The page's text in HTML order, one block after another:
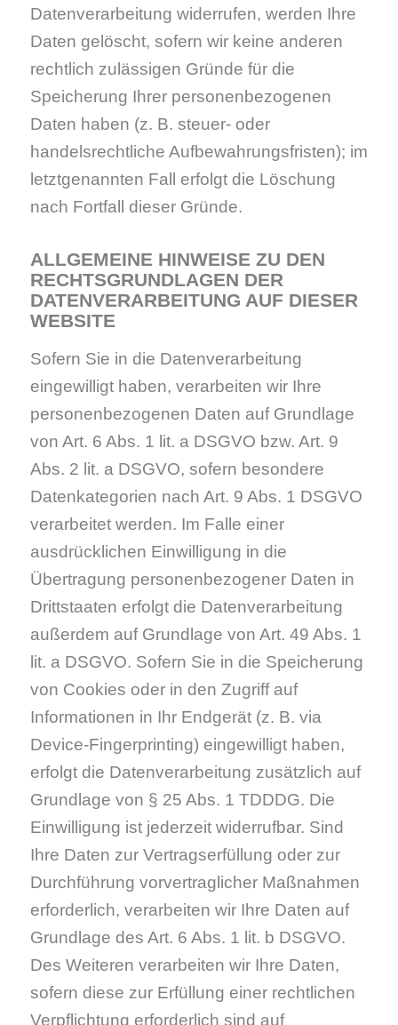
Datenverarbeitung widerrufen, werden Ihre
Daten gelöscht, sofern wir keine anderen
rechtlich zulässigen Gründe für die
Speicherung Ihrer personenbezogenen
Daten haben (z. B. steuer- oder
handelsrechtliche Aufbewahrungsfristen); im
letztgenannten Fall erfolgt die Löschung
nach Fortfall dieser Gründe.
ALLGEMEINE HINWEISE ZU DEN
RECHTSGRUNDLAGEN DER
DATENVERARBEITUNG AUF DIESER
WEBSITE
Sofern Sie in die Datenverarbeitung
eingewilligt haben, verarbeiten wir Ihre
personenbezogenen Daten auf Grundlage
von Art. 6 Abs. 1 lit. a DSGVO bzw. Art. 9
Abs. 2 lit. a DSGVO, sofern besondere
Datenkategorien nach Art. 9 Abs. 1 DSGVO
verarbeitet werden. Im Falle einer
ausdrücklichen Einwilligung in die
Übertragung personenbezogener Daten in
Drittstaaten erfolgt die Datenverarbeitung
außerdem auf Grundlage von Art. 49 Abs. 1
lit. a DSGVO. Sofern Sie in die Speicherung
von Cookies oder in den Zugriff auf
Informationen in Ihr Endgerät (z. B. via
Device-Fingerprinting) eingewilligt haben,
erfolgt die Datenverarbeitung zusätzlich auf
Grundlage von § 25 Abs. 1 TDDDG. Die
Einwilligung ist jederzeit widerrufbar. Sind
Ihre Daten zur Vertragserfüllung oder zur
Durchführung vorvertraglicher Maßnahmen
erforderlich, verarbeiten wir Ihre Daten auf
Grundlage des Art. 6 Abs. 1 lit. b DSGVO.
Des Weiteren verarbeiten wir Ihre Daten,
sofern diese zur Erfüllung einer rechtlichen
Verpflichtung erforderlich sind auf